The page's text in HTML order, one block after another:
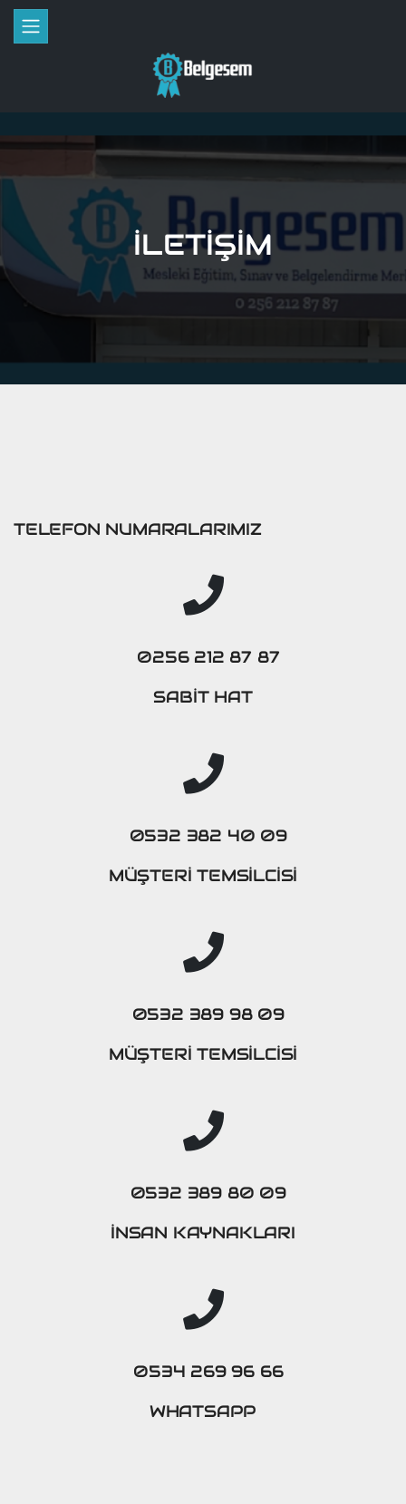
İLETİŞİM
TELEFON NUMARALARIMIZ
0256 212 87 87
SABİT HAT
0532 382 40 09
MÜŞTERİ TEMSİLCİSİ
0532 389 98 09
MÜŞTERİ TEMSİLCİSİ
0532 389 80 09
İNSAN KAYNAKLARI
0534 269 96 66
WHATSAPP